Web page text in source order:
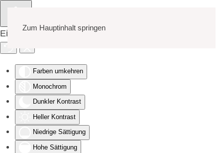
Eingabehilfen öffnen
Farben umkehren
Monochrom
Dunkler Kontrast
Heller Kontrast
Niedrige Sättigung
Hohe Sättigung
Zum Hauptinhalt springen